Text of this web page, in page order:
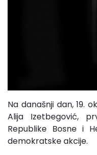
Na današnji dan, 19.
Alija Izetbegović,
Republike Bosne i
demokratske akcije.